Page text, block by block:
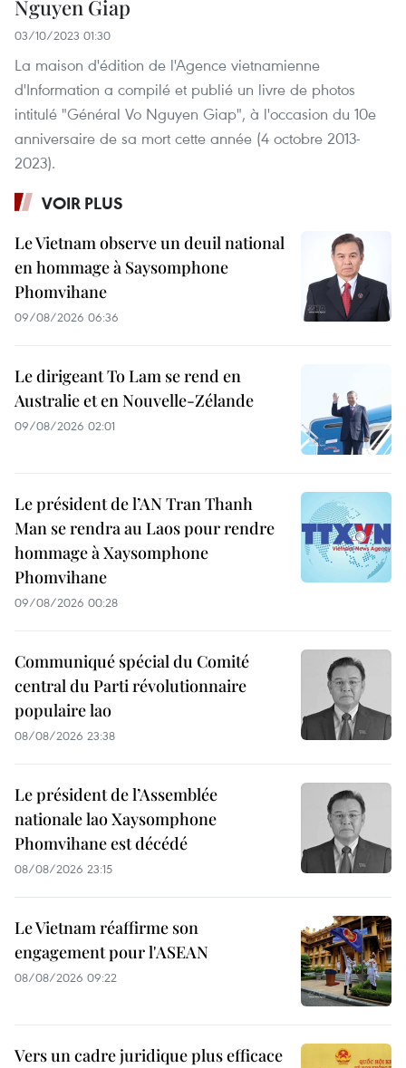
Nguyen Giap
03/10/2023 01:30
La maison d'édition de l'Agence vietnamienne
d'Information a compilé et publié un livre de photos
intitulé "Général Vo Nguyen Giap", à l'occasion du 10e
anniversaire de sa mort cette année (4 octobre 2013-
2023).
VOIR PLUS
Le Vietnam observe un deuil national
en hommage à Saysomphone
Phomvihane
09/08/2026 06:36
Le dirigeant To Lam se rend en
Australie et en Nouvelle-Zélande
09/08/2026 02:01
Le président de l’AN Tran Thanh
Man se rendra au Laos pour rendre
hommage à Xaysomphone
Phomvihane
09/08/2026 00:28
Communiqué spécial du Comité
central du Parti révolutionnaire
populaire lao
08/08/2026 23:38
Le président de l’Assemblée
nationale lao Xaysomphone
Phomvihane est décédé
08/08/2026 23:15
Le Vietnam réaffirme son
engagement pour l'ASEAN
08/08/2026 09:22
Vers un cadre juridique plus efficace